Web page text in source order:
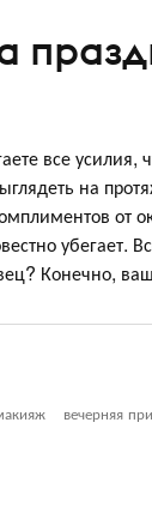
все
на
от
убегает.
Конечно,
вечерняя